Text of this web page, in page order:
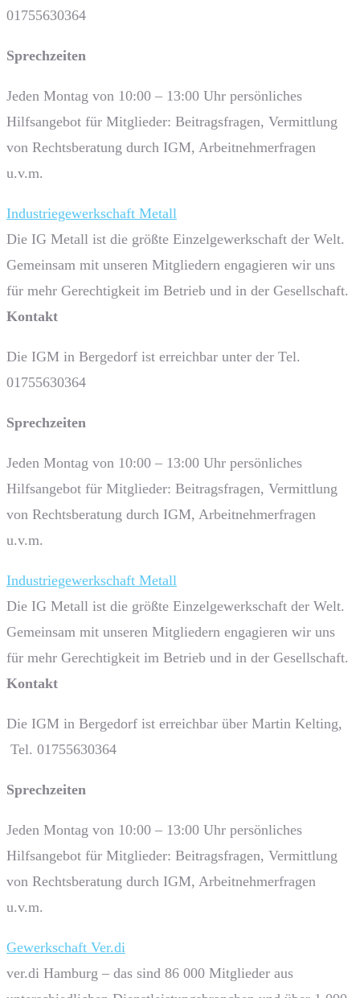
01755630364
Sprech­zeiten
Jeden Montag von 10:00 – 13:00 Uhr persönliches
Hilfsangebot für Mitglieder: Beitragsfragen, Vermittlung
von Rechtsberatung durch IGM, Arbeitnehmerfragen
u.v.m.
Industriegewerkschaft Metall
Die IG Metall ist die größte Einzelgewerkschaft der Welt.
Gemeinsam mit unseren Mitgliedern engagieren wir uns
für mehr Gerechtigkeit im Betrieb und in der Gesellschaft.
Kontakt
Die IGM in Bergedorf ist erreichbar unter der Tel.
01755630364
Sprech­zeiten
Jeden Montag von 10:00 – 13:00 Uhr persönliches
Hilfsangebot für Mitglieder: Beitragsfragen, Vermittlung
von Rechtsberatung durch IGM, Arbeitnehmerfragen
u.v.m.
Industriegewerkschaft Metall
Die IG Metall ist die größte Einzelgewerkschaft der Welt.
Gemeinsam mit unseren Mitgliedern engagieren wir uns
für mehr Gerechtigkeit im Betrieb und in der Gesellschaft.
Kontakt
Die IGM in Bergedorf ist erreichbar über Martin Kelting,
Tel. 01755630364
Sprech­zeiten
Jeden Montag von 10:00 – 13:00 Uhr persönliches
Hilfsangebot für Mitglieder: Beitragsfragen, Vermittlung
von Rechtsberatung durch IGM, Arbeitnehmerfragen
u.v.m.
Gewerkschaft Ver.di
ver.di Hamburg – das sind 86 000 Mitglieder aus